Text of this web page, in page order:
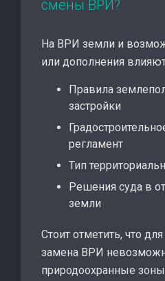
смены ВРИ?
На ВРИ земли и
или дополнения
Правила
застройки
регламент
Тип
Решения суда в
земли
Стоит отметить, что
замена ВРИ
природоохранные